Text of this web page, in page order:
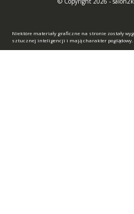
Niektóre materiały graficzne na stronie zostały
sztucznej inteligencji i mają charakter poglądowy.